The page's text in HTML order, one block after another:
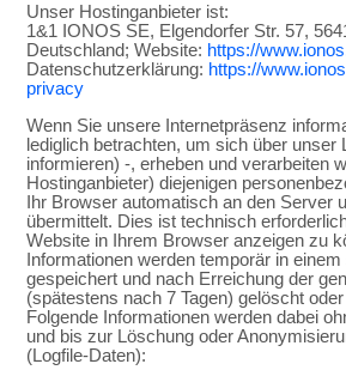
Unser Hostinganbieter ist:
1&1 IONOS SE, Elgendorfer Str. 57,
Deutschland; Website: https://
Datenschutzerklärung: https://
privacy
Wenn Sie unsere Internetpräsenz
lediglich betrachten, um sich über unser
informieren) -, erheben und verarbeiten
Hostinganbieter) diejenigen
Ihr Browser automatisch an den Server
übermittelt. Dies ist technisch
Website in Ihrem Browser anzeigen zu
Informationen werden temporär in einem
gespeichert und nach Erreichung der
(spätestens nach 7 Tagen) gelöscht
Folgende Informationen werden dabei
und bis zur Löschung oder
(Logfile-Daten):